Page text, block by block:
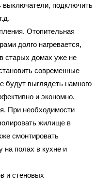
подключить
Отопительная
долго нагревается,
старых домах уже не
современные
будут выглядеть намного
и экономно.
При необходимости
жилище в
смонтировать
на полах в кухне и
и стеновых